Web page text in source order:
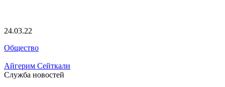
24.03.22
Общество
Айгерим Сейткали
Служба новостей